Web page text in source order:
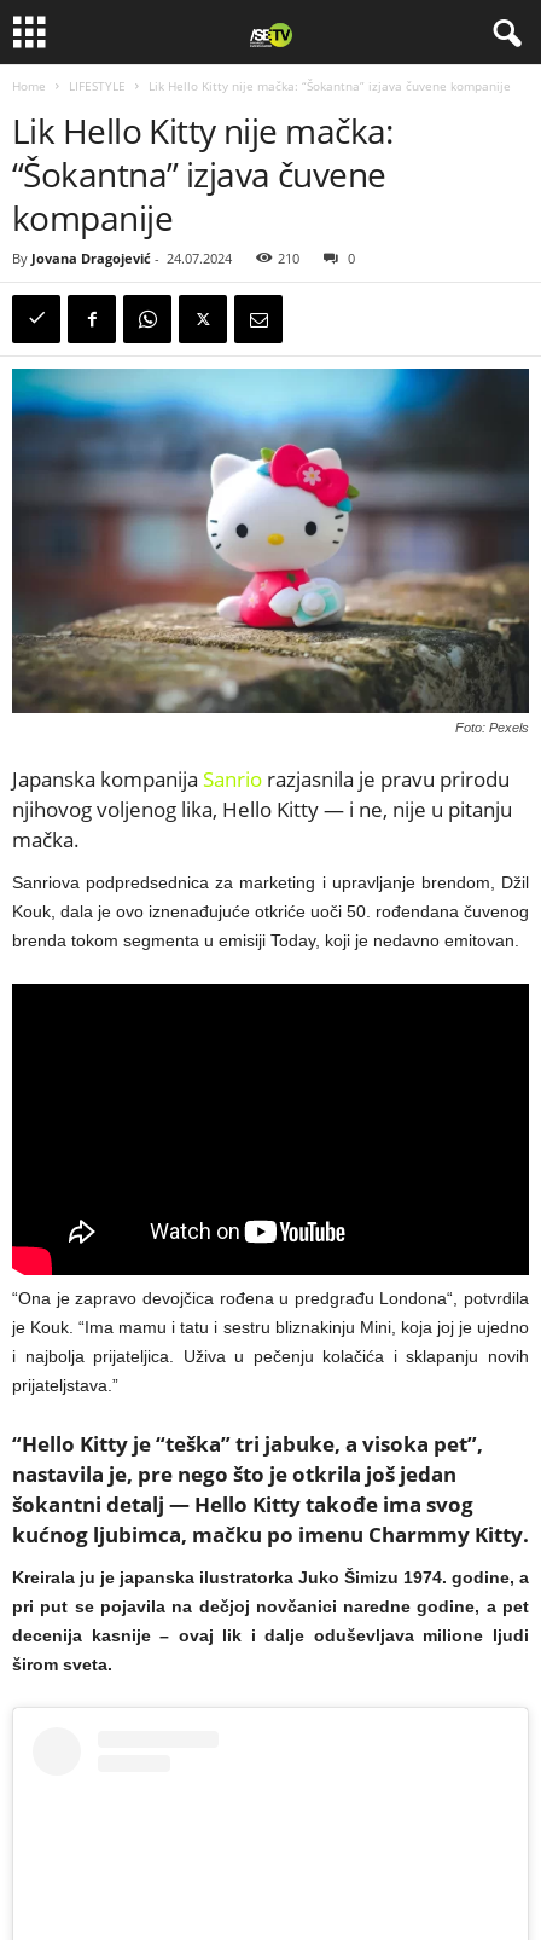
Home LIFESTYLE Lik Hello Kitty nije mačka: “Šokantna” izjava čuvene kompanije
Lik Hello Kitty nije mačka:
“Šokantna” izjava čuvene
kompanije
By Jovana Dragojević - 24.07.2024 210 0
Foto: Pexels
Japanska kompanija Sanrio razjasnila je pravu prirodu
njihovog voljenog lika, Hello Kitty — i ne, nije u pitanju
mačka.
Sanriova podpredsednica za marketing i upravljanje brendom, Džil
Kouk, dala je ovo iznenađujuće otkriće uoči 50. rođendana čuvenog
brenda tokom segmenta u emisiji Today, koji je nedavno emitovan.
“Ona je zapravo devojčica rođena u predgrađu Londona“, potvrdila
je Kouk. “Ima mamu i tatu i sestru bliznakinju Mini, koja joj je ujedno
i najbolja prijateljica. Uživa u pečenju kolačića i sklapanju novih
prijateljstava.”
“Hello Kitty je “teška” tri jabuke, a visoka pet”,
nastavila je, pre nego što je otkrila još jedan
šokantni detalj — Hello Kitty takođe ima svog
kućnog ljubimca, mačku po imenu Charmmy Kitty.
Kreirala ju je japanska ilustratorka Juko Šimizu 1974. godine, a
pri put se pojavila na dečjoj novčanici naredne godine, a pet
decenija kasnije – ovaj lik i dalje oduševljava milione ljudi
širom sveta.